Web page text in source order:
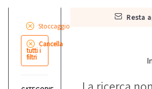
resta
Stoccaggio
Cancella
tutti i
filtri